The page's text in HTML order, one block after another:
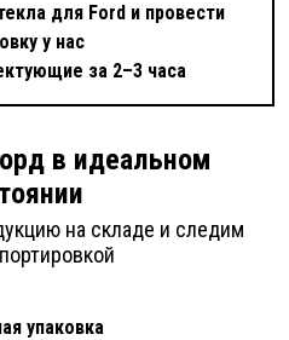
для Ford и провести
у нас
за 2–3 часа
в идеальном
на складе и следим
упаковка